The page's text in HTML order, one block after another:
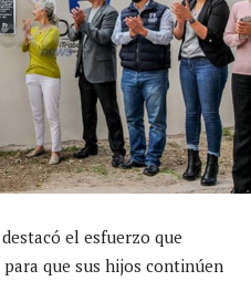
el esfuerzo que
que sus hijos continúen